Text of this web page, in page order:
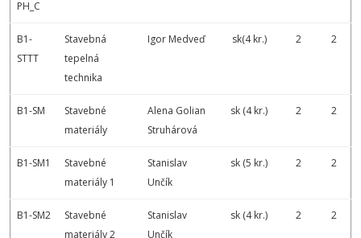
PH_C
B1-
STTT
Stavebná
tepelná
technika
Igor Medveď sk(4 kr.) 2 2
B1-SM
Stavebné
materiály
Alena Golian
Struhárová
sk (4 kr.) 2 2
B1-SM1
Stavebné
materiály 1
Stanislav
Unčík
sk (5 kr.) 2 2
B1-SM2
Stavebné
materiály 2
Stanislav
Unčík
sk (4 kr.) 2 2